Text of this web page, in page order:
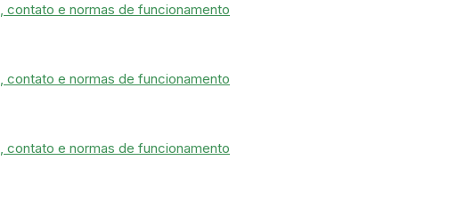
e normas de funcionamento
e normas de funcionamento
e normas de funcionamento